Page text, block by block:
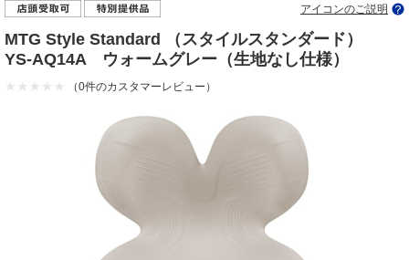
アイコンのご説明
MTG Style Standard （スタイルスタンダード）
YS-AQ14A ウォームグレー（生地なし仕様）
（0件のカスタマーレビュー）